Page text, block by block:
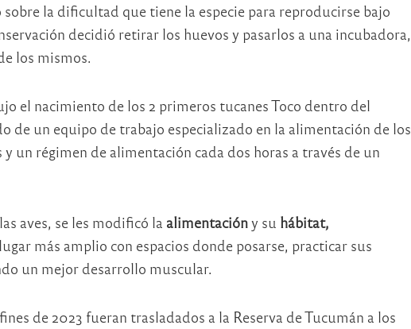
la dificultad que tiene la especie para reproducirse bajo
decidió retirar los huevos y pasarlos a una incubadora,
los mismos.
el nacimiento de los 2 primeros tucanes Toco dentro del
de un equipo de trabajo especializado en la alimentación de los
un régimen de alimentación cada dos horas a través de un
aves, se les modificó la alimentacióny su hábitat,
más amplio con espacios donde posarse, practicar sus
un mejor desarrollo muscular.
de 2023 fueran trasladados a la Reserva de Tucumán a los